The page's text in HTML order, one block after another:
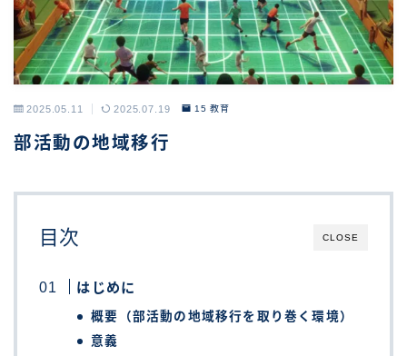
2025.05.11 2025.07.19 15 教育
部活動の地域移行
CLOSE
目次
はじめに
概要（部活動の地域移行を取り巻く環境）
意義